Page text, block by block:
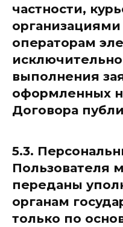
частности,
операторам
выполнения
оформленных
Договора
5.3.
Пользователя
переданы
органам
только по